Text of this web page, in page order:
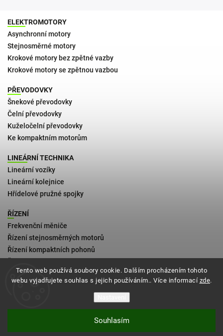
Tento web používá soubory cookie. Dalším procházením tohoto
webu vyjadřujete souhlas s jejich používáním.. Více informací zde.
Souhlasím
ELEKTROMOTORY
Asynchronní motory
Stejnosměrné motory
Krokové motory bez zpětné vazby
Krokové motory se zpětnou vazbou
PŘEVODOVKY
Šnekové převodovky
Čelní převodovky
Kuželočelní převodovky
Ke kompaktním motorům
LINEÁRNÍ TECHNIKA
Lineární vozíky
Lineární kolejnice
Hřídelové pružné spojky
ŘÍZENÍ
Frekvenční měniče
Řízení stejnosměrných motorů
Řízení kompaktních pohonů
Kontakt